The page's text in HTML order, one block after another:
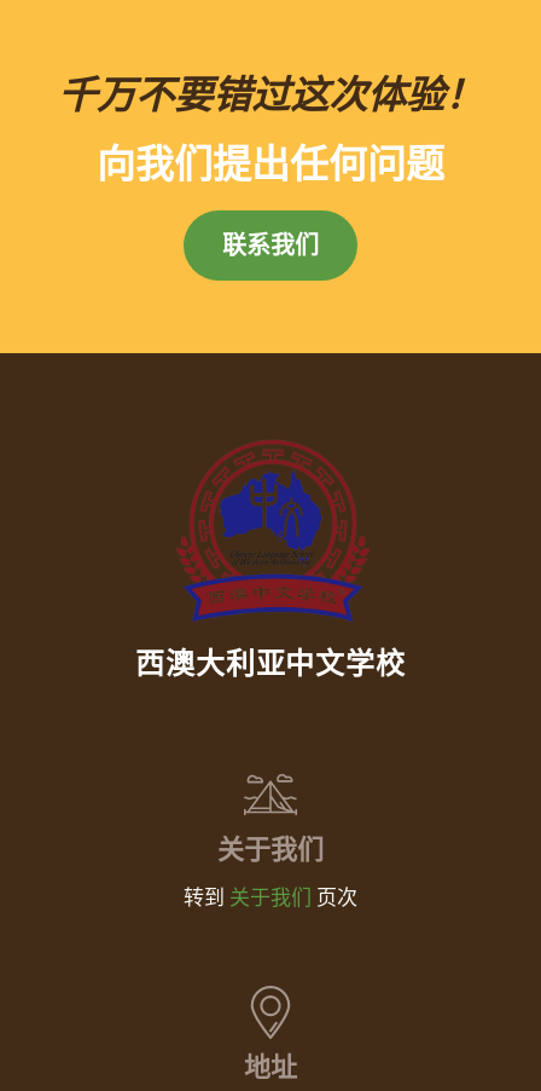
千万不要错过这次体验！
向我们提出任何问题
联系我们
西澳大利亚中文学校
关于我们
转到 关于我们 页次
地址